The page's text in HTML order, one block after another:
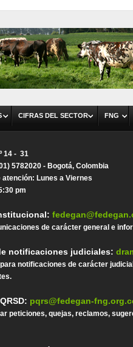
CIFRAS DEL SECTOR FNG
14 - 31
5782020 - Bogotá, Colombia
atención: Lunes a Viernes
pm
de carácter general e
notificaciones judiciales:
notificaciones de carácter
pqrs@fedegan-
peticiones, quejas, reclamos,